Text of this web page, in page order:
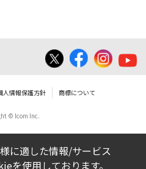
い。
れる場合があります。
に掲載していますBIOS/
につきましては、パソ
制御する重要なデータ
人情報保護方針 商標について
© Icom Inc.
に適した情報/サービス
を使用しております。